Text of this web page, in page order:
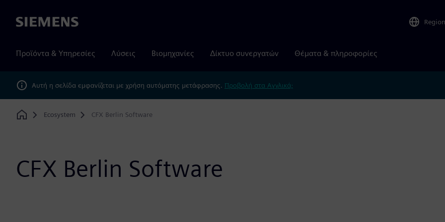
Siemens Region
Προϊόντα & Υπηρεσίες Λύσεις Βιομηχανίες Δίκτυο συνεργατών Θέματα & πληροφορίες
Αυτή η σελίδα εμφανίζεται με χρήση αυτόματης μετάφρασης. Προβολή στα Αγγλικά;
Home
Ecosystem CFX Berlin Software
CFX Berlin Software